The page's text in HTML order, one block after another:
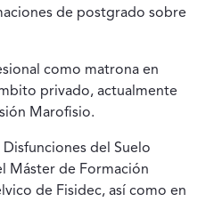
de postgrado sobre
como matrona en
privado, actualmente
Marofisio.
del Suelo
Máster de Formación
de Fisidec, así como en